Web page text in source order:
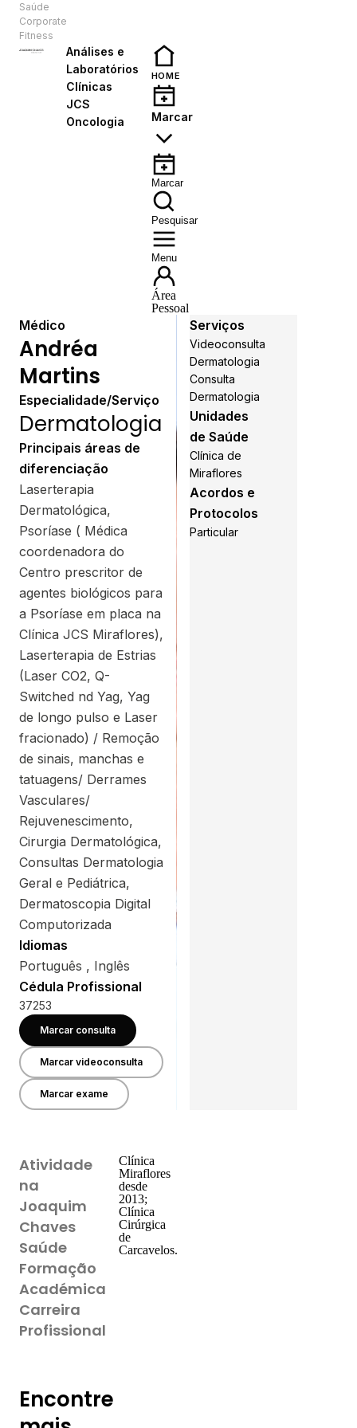
Saúde
Corporate
Fitness
Análises e
Laboratórios
Clínicas
JCS
Oncologia
HOME
Marcar
Marcar
Pesquisar
Menu
Área
Pessoal
Médico
Andréa
Martins
Especialidade/Serviço
Dermatologia
Principais áreas de
diferenciação
Laserterapia
Dermatológica,
Psoríase ( Médica
coordenadora do
Centro prescritor de
agentes biológicos para
a Psoríase em placa na
Clínica JCS Miraflores),
Laserterapia de Estrias
(Laser CO2, Q-
Switched nd Yag, Yag
de longo pulso e Laser
fracionado) / Remoção
de sinais, manchas e
tatuagens/ Derrames
Vasculares/
Rejuvenescimento,
Cirurgia Dermatológica,
Consultas Dermatologia
Geral e Pediátrica,
Dermatoscopia Digital
Computorizada
Idiomas
Português , Inglês
Cédula Profissional
37253
Marcar consulta
Marcar videoconsulta
Marcar exame
Serviços
Videoconsulta
Dermatologia
Consulta
Dermatologia
Unidades
de Saúde
Clínica de
Miraflores
Acordos e
Protocolos
Particular
Atividade
na
Joaquim
Chaves
Saúde
Formação
Académica
Carreira
Profissional
Clínica
Miraflores
desde
2013;
Clínica
Cirúrgica
de
Carcavelos.
Encontre